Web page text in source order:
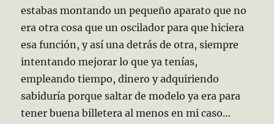
estabas montando un pequeño aparato que no
era otra cosa que un oscilador para que hiciera
esa función, y así una detrás de otra, siempre
intentando mejorar lo que ya tenías,
empleando tiempo, dinero y adquiriendo
sabiduría porque saltar de modelo ya era para
tener buena billetera al menos en mi caso…